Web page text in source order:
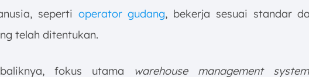
seperti operator gudang, bekerja sesuai standar
telah ditentukan.
fokus utama warehouse management system